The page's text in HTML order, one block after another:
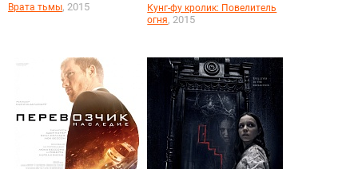
Врата тьмы, 2015
Кунг-фу кролик: Повелитель
огня, 2015